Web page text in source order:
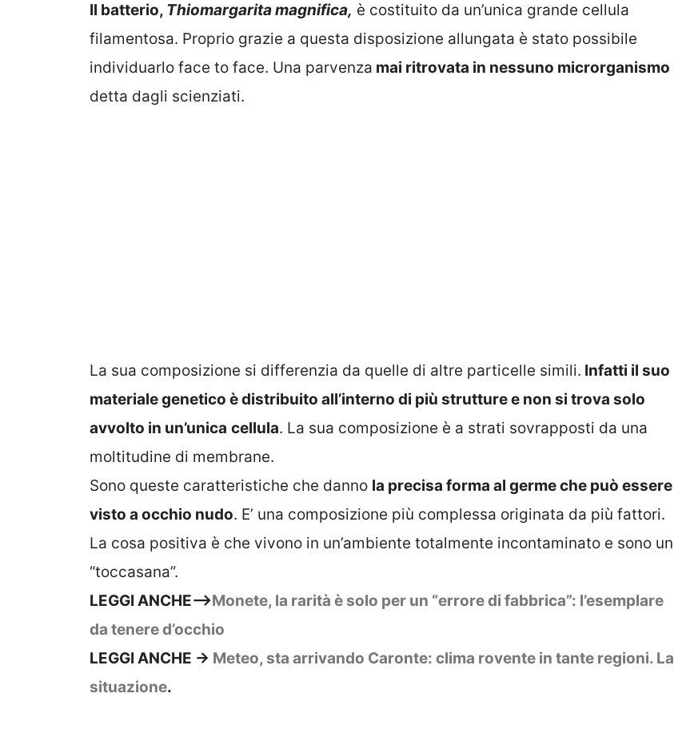
Il batterio, Thiomargarita magnifica, è costituito da un’unica grande cellula
filamentosa. Proprio grazie a questa disposizione allungata è stato possibile
individuarlo face to face. Una parvenza mai ritrovata in nessuno microrganismo
detta dagli scienziati.
La sua composizione si differenzia da quelle di altre particelle simili. Infatti il suo
materiale genetico è distribuito all’interno di più strutture e non si trova solo
avvolto in un’unica cellula. La sua composizione è a strati sovrapposti da una
moltitudine di membrane.
Sono queste caratteristiche che danno la precisa forma al germe che può essere
visto a occhio nudo. E’ una composizione più complessa originata da più fattori.
La cosa positiva è che vivono in un’ambiente totalmente incontaminato e sono un
“toccasana”.
LEGGI ANCHE–>Monete, la rarità è solo per un “errore di fabbrica”: l’esemplare
da tenere d’occhio
LEGGI ANCHE -> Meteo, sta arrivando Caronte: clima rovente in tante regioni. La
situazione.